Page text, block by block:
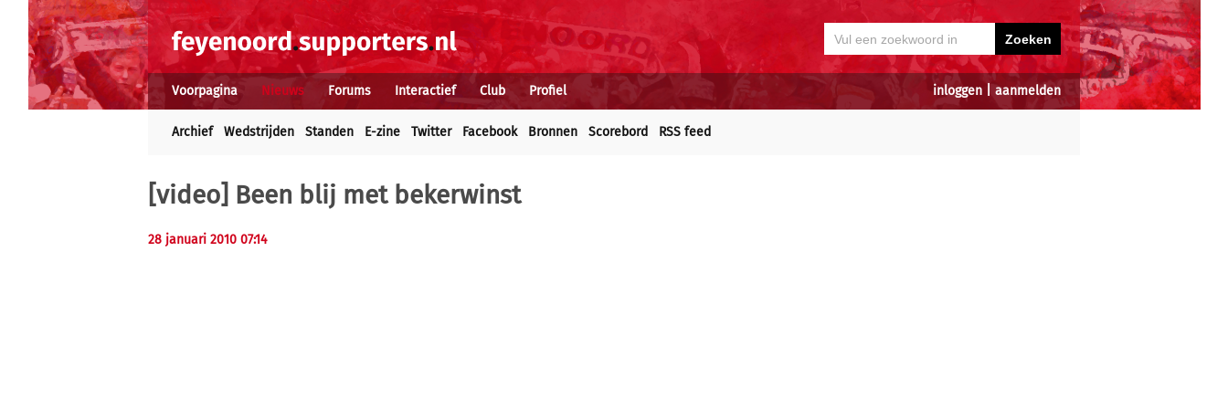
inloggen aanmelden
Voorpagina Nieuws Forums Interactief Club Profiel
Archief Wedstrijden Standen E-zine Twitter Facebook Bronnen Scorebord RSS feed
[video] Been blij met bekerwinst
28 januari 2010 07:14